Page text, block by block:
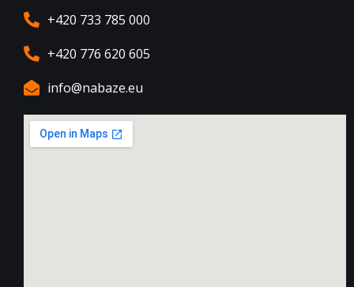
+420 733 785 000
+420 776 620 605
info@nabaze.eu